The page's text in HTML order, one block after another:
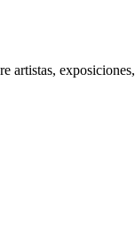
artistas,